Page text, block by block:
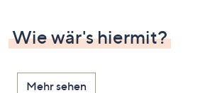
Wie wär's hiermit?
Mehr sehen